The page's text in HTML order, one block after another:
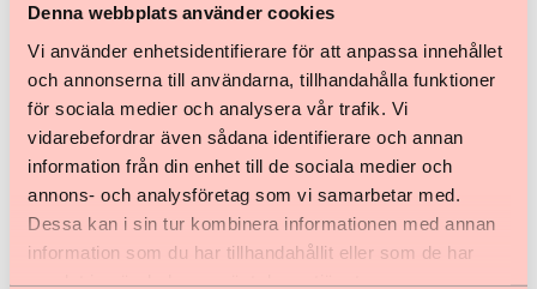
Denna webbplats använder cookies
Vi använder enhetsidentifierare för att anpassa innehållet
och annonserna till användarna, tillhandahålla funktioner
för sociala medier och analysera vår trafik. Vi
vidarebefordrar även sådana identifierare och annan
information från din enhet till de sociala medier och
annons- och analysföretag som vi samarbetar med.
Dessa kan i sin tur kombinera informationen med annan
information som du har tillhandahållit eller som de har
Vi samlar kunskap
Barnombudsmannen samlar kunskap och
statistik om barns och ungas levnadsvillkor. Vi
har regelbunden dialog med barn och unga för
att få kunskap om deras situation och åsikter i
aktuella frågor.